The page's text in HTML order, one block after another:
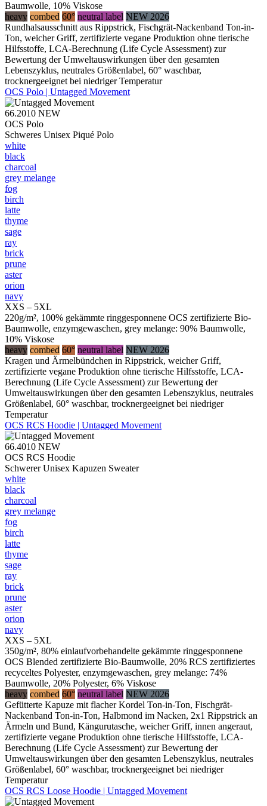
Baumwolle, 10% Viskose
heavy combed 60° neutral label NEW 2026
Rundhalsausschnitt aus Rippstrick, Fischgrät-Nackenband Ton-in-
Ton, weicher Griff, zertifizierte vegane Produktion ohne tierische
Hilfsstoffe, LCA-Berechnung (Life Cycle Assessment) zur
Bewertung der Umweltauswirkungen über den gesamten
Lebenszyklus, neutrales Größenlabel, 60° waschbar,
trocknergeeignet bei niedriger Temperatur
OCS Polo | Untagged Movement
66.2010 NEW
OCS Polo
Schweres Unisex Piqué Polo
white
black
charcoal
grey melange
fog
birch
latte
thyme
sage
ray
brick
prune
aster
orion
navy
XXS – 5XL
220g/m², 100% gekämmte ringgesponnene OCS zertifizierte Bio-
Baumwolle, enzymgewaschen, grey melange: 90% Baumwolle,
10% Viskose
heavy combed 60° neutral label NEW 2026
Kragen und Ärmelbündchen in Rippstrick, weicher Griff,
zertifizierte vegane Produktion ohne tierische Hilfsstoffe, LCA-
Berechnung (Life Cycle Assessment) zur Bewertung der
Umweltauswirkungen über den gesamten Lebenszyklus, neutrales
Größenlabel, 60° waschbar, trocknergeeignet bei niedriger
Temperatur
OCS RCS Hoodie | Untagged Movement
66.4010 NEW
OCS RCS Hoodie
Schwerer Unisex Kapuzen Sweater
white
black
charcoal
grey melange
fog
birch
latte
thyme
sage
ray
brick
prune
aster
orion
navy
XXS – 5XL
350g/m², 80% einlaufvorbehandelte gekämmte ringgesponnene
OCS Blended zertifizierte Bio-Baumwolle, 20% RCS zertifiziertes
recyceltes Polyester, enzymgewaschen, grey melange: 74%
Baumwolle, 20% Polyester, 6% Viskose
heavy combed 60° neutral label NEW 2026
Gefütterte Kapuze mit flacher Kordel Ton-in-Ton, Fischgrät-
Nackenband Ton-in-Ton, Halbmond im Nacken, 2x1 Rippstrick an
Ärmeln und Bund, Kängurutasche, weicher Griff, innen angeraut,
zertifizierte vegane Produktion ohne tierische Hilfsstoffe, LCA-
Berechnung (Life Cycle Assessment) zur Bewertung der
Umweltauswirkungen über den gesamten Lebenszyklus, neutrales
Größenlabel, 60° waschbar, trocknergeeignet bei niedriger
Temperatur
OCS RCS Loose Hoodie | Untagged Movement